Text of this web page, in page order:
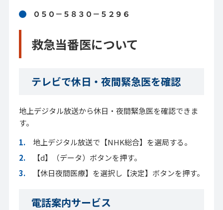
０５０－５８３０－５２９６
救急当番医について
テレビで休日・夜間緊急医を確認
地上デジタル放送から休日・夜間緊急医を確認できま
す。
地上デジタル放送で【NHK総合】を選局する。
【d】（データ）ボタンを押す。
【休日夜間医療】を選択し【決定】ボタンを押す。
電話案内サービス